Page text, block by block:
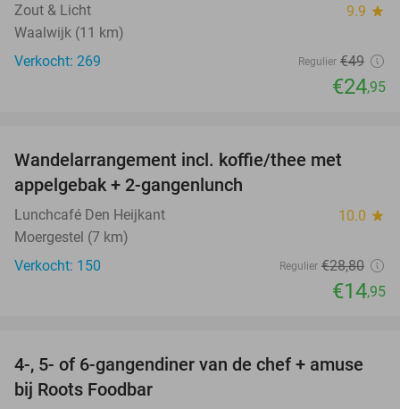
Zout & Licht 9.9 star
Waalwijk (11 km)
Verkocht: 269
Regulier €49
€24,95
Wandelarrangement incl. koffie/thee met
appelgebak + 2-gangenlunch
Lunchcafé Den Heijkant 10.0 star
Moergestel (7 km)
Verkocht: 150
Regulier €28,80
€14,95
35%
4-, 5- of 6-gangendiner van de chef + amuse
bij Roots Foodbar